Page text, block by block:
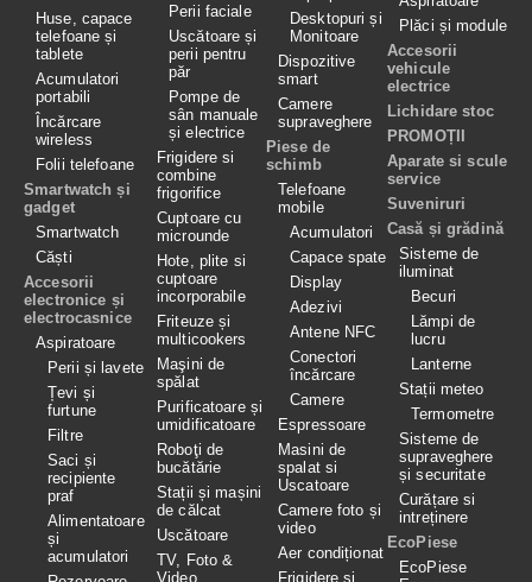
Huse, capace
telefoane și
tablete
Acumulatori
portabili
Încărcare
wireless
Folii telefoane
Smartwatch și
gadget
Smartwatch
Căști
Accesorii
electronice și
electrocasnice
Aspiratoare
Perii și lavete
Țevi și
furtune
Filtre
Saci și
recipiente
praf
Alimentatoare
și
acumulatori
Perii faciale
Uscătoare și
perii pentru
păr
Pompe de
sân manuale
și electrice
Frigidere si
combine
frigorifice
Cuptoare cu
microunde
Hote, plite si
cuptoare
incorporabile
Friteuze și
multicookers
Maşini de
spălat
Purificatoare și
umidificatoare
Roboţi de
bucătărie
Stații și mașini
de călcat
Uscătoare
TV, Foto &
Video
Desktopuri și
Monitoare
Dispozitive
smart
Camere
supraveghere
Piese de
schimb
Telefoane
mobile
Acumulatori
Capace spate
Display
Adezivi
Antene NFC
Conectori
încărcare
Camere
Espressoare
Masini de
spalat si
Uscatoare
Camere foto și
video
Aer condiționat
Frigidere și
Plăci și module
Accesorii
vehicule
electrice
Lichidare stoc
PROMOȚII
Aparate si scule
service
Suveniruri
Casă și grădină
Sisteme de
iluminat
Becuri
Lămpi de
lucru
Lanterne
Stații meteo
Termometre
Sisteme de
supraveghere
și securitate
Curățare si
intreținere
EcoPiese
EcoPiese